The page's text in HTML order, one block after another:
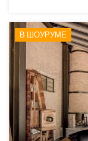
В ШОУРУМЕ